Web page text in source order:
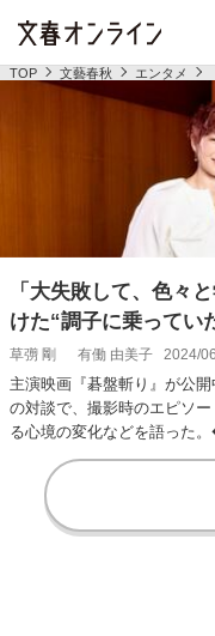
TOP 文藝春秋 エンタメ
「大失敗して、色々
けた“調子に乗ってい
草彅 剛 有働 由美子 2024/
主演映画『碁盤斬り』が公
の対談で、撮影時のエピソ
る心境の変化などを語った
『紅白歌合戦』の…